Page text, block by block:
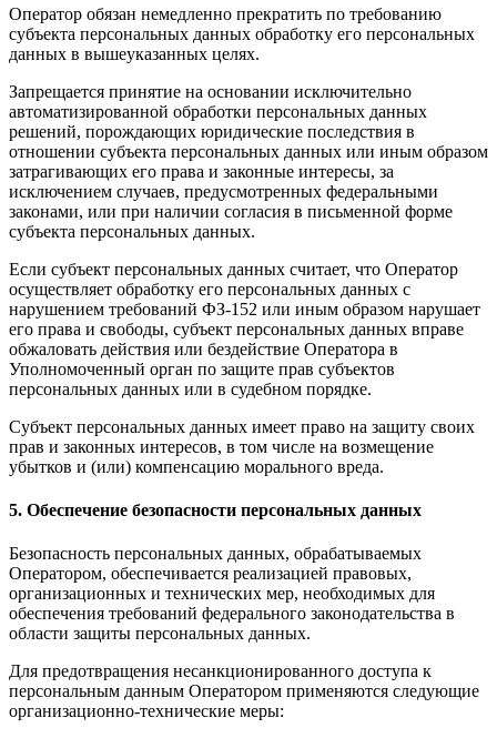
Оператор обязан немедленно прекратить по требованию
субъекта персональных данных обработку его персональных
данных в вышеуказанных целях.
Запрещается принятие на основании исключительно
автоматизированной обработки персональных данных
решений, порождающих юридические последствия в
отношении субъекта персональных данных или иным образом
затрагивающих его права и законные интересы, за
исключением случаев, предусмотренных федеральными
законами, или при наличии согласия в письменной форме
субъекта персональных данных.
Если субъект персональных данных считает, что Оператор
осуществляет обработку его персональных данных с
нарушением требований ФЗ-152 или иным образом нарушает
его права и свободы, субъект персональных данных вправе
обжаловать действия или бездействие Оператора в
Уполномоченный орган по защите прав субъектов
персональных данных или в судебном порядке.
Субъект персональных данных имеет право на защиту своих
прав и законных интересов, в том числе на возмещение
убытков и (или) компенсацию морального вреда.
5. Обеспечение безопасности персональных данных
Безопасность персональных данных, обрабатываемых
Оператором, обеспечивается реализацией правовых,
организационных и технических мер, необходимых для
обеспечения требований федерального законодательства в
области защиты персональных данных.
Для предотвращения несанкционированного доступа к
персональным данным Оператором применяются следующие
организационно-технические меры: